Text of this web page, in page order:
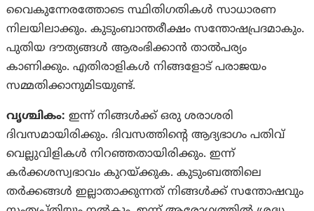
വൈകുന്നേരത്തോടെ സ്ഥിതിഗതികള്‍ സാധാരണ
നിലയിലാക്കും. കുടുംബാന്തരീക്ഷം സന്തോഷപ്രദമാകും.
പുതിയ ദൗത്യങ്ങള്‍ ആരംഭിക്കാന്‍ താല്‍പര്യം
കാണിക്കും. എതിരാളികള്‍ നിങ്ങളോട് പരാജയം
സമ്മതിക്കാനുമിടയുണ്ട്.
വൃശ്ചികം: ഇന്ന് നിങ്ങള്‍ക്ക് ഒരു ശരാശരി
ദിവസമായിരിക്കും‍. ദിവസത്തിന്‍റെ ആദ്യഭാഗം പതിവ്
വെല്ലുവിളികള്‍ നിറഞ്ഞതായിരിക്കും. ഇന്ന്
കര്‍ക്കശസ്വഭാവം കുറയ്‌ക്കുക. കുടുംബത്തിലെ
തര്‍ക്കങ്ങള്‍ ഇല്ലാതാക്കുന്നത് നിങ്ങള്‍ക്ക് സന്തോഷവും